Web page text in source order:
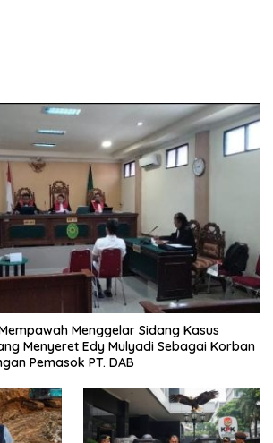
Menggelar Sidang Kasus
Menyeret Edy Mulyadi Sebagai Korban
Pemasok PT. DAB